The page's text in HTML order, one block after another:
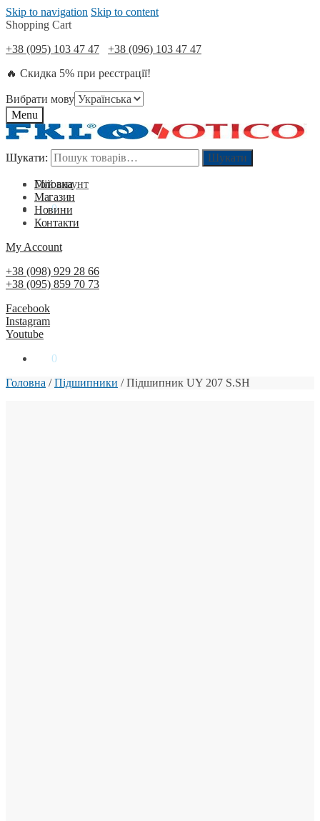
Skip to navigation Skip to content
Shopping Cart
+38 (095) 103 47 47
+38 (096) 103 47 47
🔥 Скидка 5% при реєстрації!
Вибрати мову
Menu
Шукати: Шукати
Мій акаунт
0₴ 0
Шукати: Шукати
Головна
Магазин
Новини
Контакти
My Account
+38 (098) 929 28 66
+38 (095) 859 70 73
Facebook
Instagram
Youtube
0
Головна /Підшипники /Підшипник UY 207 S.SH